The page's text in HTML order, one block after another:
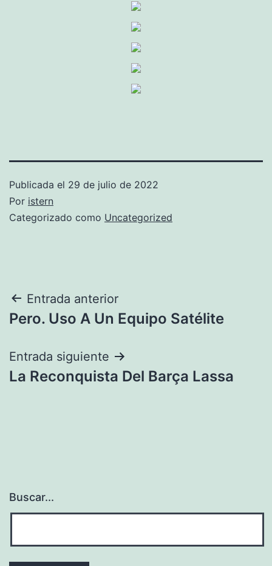
Publicada el 29 de julio de 2022
Por istern
Categorizado como Uncategorized
Navegación
de
entradas
Entrada anterior
Pero. Uso A Un Equipo Satélite
Entrada siguiente
La Reconquista Del Barça Lassa
Buscar...